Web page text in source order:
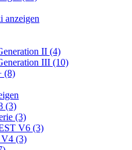
anzeigen
II (4)
III (10)
(8)
(3)
(3)
V6 (3)
V4 (3)